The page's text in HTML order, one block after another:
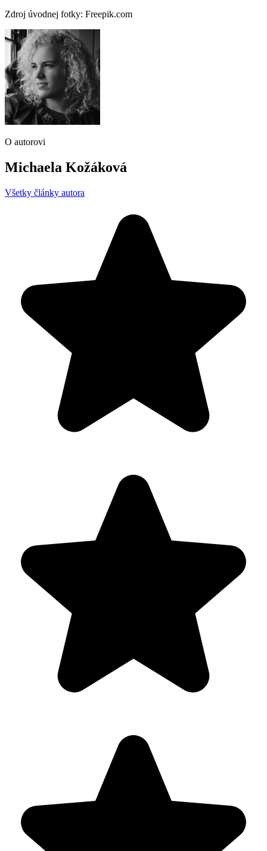
Zdroj úvodnej fotky: Freepik.com
O autorovi
Michaela Kožáková
Všetky články autora